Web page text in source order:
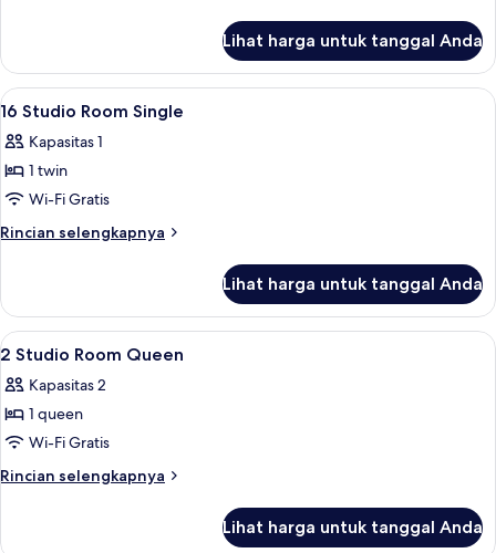
Kamar
Keluarga
Lihat harga untuk tanggal Anda
Lihat
semua
foto
untuk
16
Studio
Seprai antialergi, brankas, setrika/
3
16 Studio Room Single
Kapasitas 1
1 twin
Wi-Fi Gratis
Rincian selengkapnya
Rincian
16
Studio
Room
Lihat harga untuk tanggal Anda
Lihat
semua
foto
untuk
2
Studio
Seprai antialergi, brankas, setrika/
5
2 Studio Room Queen
Kapasitas 2
1 queen
Wi-Fi Gratis
Rincian selengkapnya
Rincian
Lihat harga untuk tanggal Anda